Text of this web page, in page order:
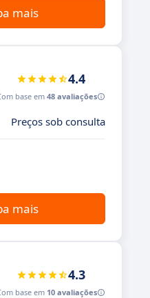
mais
4.4
base em 48 avaliações
Preços sob consulta
mais
4.3
base em 10 avaliações